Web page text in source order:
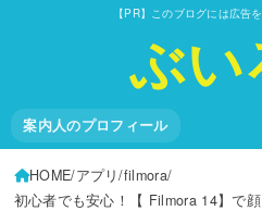
【PR】このブログには広告
ぶい
案内人のプロフィール
HOME アプリ filmora
初心者でも安心！【 Filmora 14】で